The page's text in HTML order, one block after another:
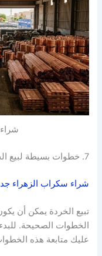
7. خطوات بسيطة لبيع الخردة بشكل فعال
شراء سكراب الزهراء
تبيع الخردة يمكن أن
الخطوات الصحيحة.
عليك متابعة هذه